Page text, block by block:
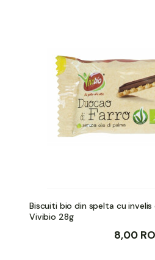
Biscuiti bio din spelta cu
Vivibio 28g
8,00